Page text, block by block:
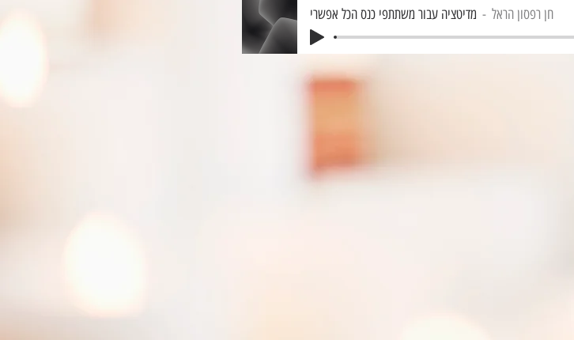
מדיטציה עבור משתתפי כנס הכל אפשרי חן רפסון הראל